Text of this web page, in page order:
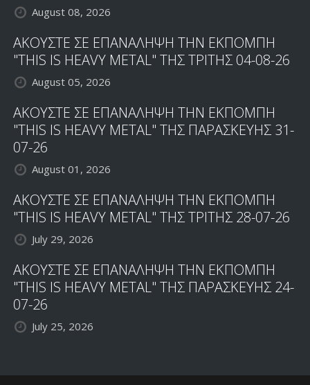
August 08, 2026
ΑΚΟΥΣΤΕ ΣΕ ΕΠΑΝΑΛΗΨΗ ΤΗΝ ΕΚΠΟΜΠΗ
"THIS IS HEAVY METAL" ΤΗΣ ΤΡΙΤΗΣ 04-08-26
August 05, 2026
ΑΚΟΥΣΤΕ ΣΕ ΕΠΑΝΑΛΗΨΗ ΤΗΝ ΕΚΠΟΜΠΗ
"THIS IS HEAVY METAL" ΤΗΣ ΠΑΡΑΣΚΕΥΗΣ 31-
07-26
August 01, 2026
ΑΚΟΥΣΤΕ ΣΕ ΕΠΑΝΑΛΗΨΗ ΤΗΝ ΕΚΠΟΜΠΗ
"THIS IS HEAVY METAL" ΤΗΣ ΤΡΙΤΗΣ 28-07-26
July 29, 2026
ΑΚΟΥΣΤΕ ΣΕ ΕΠΑΝΑΛΗΨΗ ΤΗΝ ΕΚΠΟΜΠΗ
"THIS IS HEAVY METAL" ΤΗΣ ΠΑΡΑΣΚΕΥΗΣ 24-
07-26
July 25, 2026